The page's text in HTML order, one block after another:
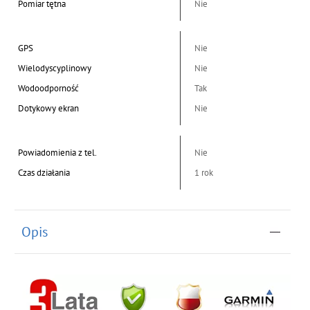
Pomiar tętna Nie
GPS
Nie
Wielodyscyplinowy
Nie
Wodoodporność
Tak
Dotykowy ekran
Nie
Powiadomienia z tel.
Nie
Czas działania
1 rok
Opis